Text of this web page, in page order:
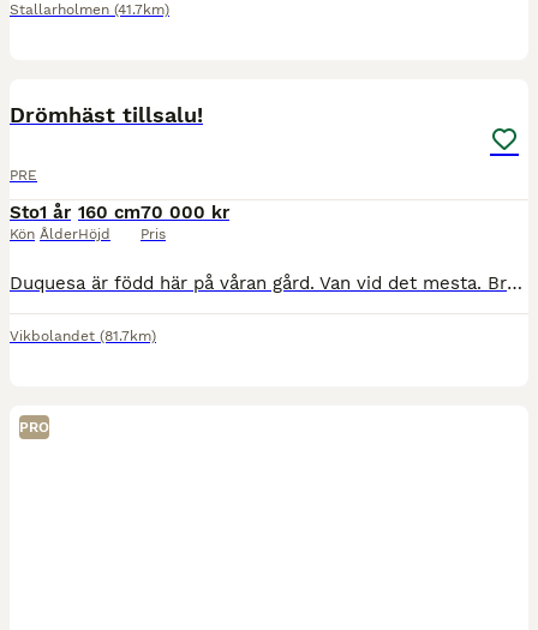
Stallarholmen (41.7km)
Drömhäst tillsalu!
PRE
Sto
Kön
1 år
Ålder
160 cm
Höjd
70 000 kr
Pris
Duquesa är född här på våran gård. Van vid det mesta. Bra stam. Reg ancce: E. Dakar de kara. U. Reservada IV. Snäll och trevlig, väldigt personlig. Kommer bli en toppen häst! Säljes endast då tiden inte räcker till och vi valt att dra ner på hästarna. Säljes endast om rätt hem dyker upp.
Vikbolandet (81.7km)
PRO